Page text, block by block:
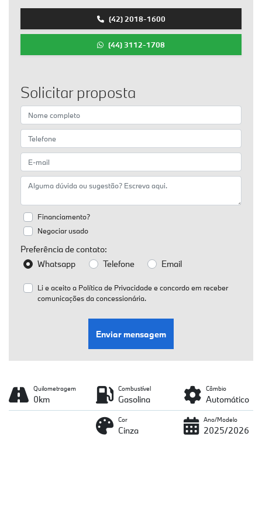
(42) 2018-1600
(44) 3112-1708
Solicitar proposta
Financiamento?
Negociar usado
Preferência de contato:
Whatsapp
Telefone Email
Li e aceito a Política de Privacidadee concordo em receber
comunicações da concessionária.
Enviar mensagem
Câmbio
Automático
Combustível
Gasolina
Quilometragem
0km
Ano/Modelo
2025/2026
Cor
Cinza